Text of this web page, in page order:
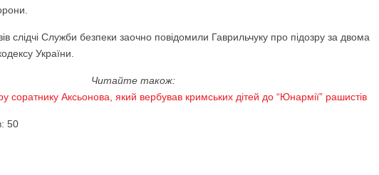
слідчі Служби безпеки заочно повідомили Гаврильчуку про підозру за двома
України.
Читайте також:
соратнику Аксьонова, який вербував кримських дітей до “Юнармії” рашистів
50